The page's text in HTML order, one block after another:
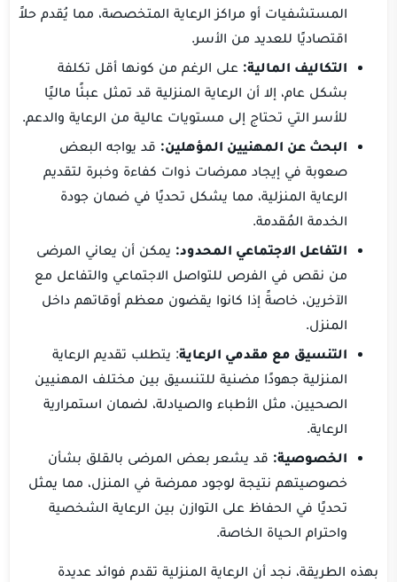
المستشفيات أو مراكز الرعاية المتخصصة، مما يُقدم حلاً
اقتصاديًا للعديد من الأسر.
التكاليف المالية: على الرغم من كونها أقل تكلفة
بشكل عام، إلا أن الرعاية المنزلية قد تمثل عبئًا ماليًا
للأسر التي تحتاج إلى مستويات عالية من الرعاية والدعم.
البحث عن المهنيين المؤهلين: قد يواجه البعض
صعوبة في إيجاد ممرضات ذوات كفاءة وخبرة لتقديم
الرعاية المنزلية، مما يشكل تحديًا في ضمان جودة
الخدمة المُقدمة.
التفاعل الاجتماعي المحدود: يمكن أن يعاني المرضى
من نقص في الفرص للتواصل الاجتماعي والتفاعل مع
الآخرين، خاصةً إذا كانوا يقضون معظم أوقاتهم داخل
المنزل.
التنسيق مع مقدمي الرعاية: يتطلب تقديم الرعاية
المنزلية جهودًا مضنية للتنسيق بين مختلف المهنيين
الصحيين، مثل الأطباء والصيادلة، لضمان استمرارية
الرعاية.
الخصوصية: قد يشعر بعض المرضى بالقلق بشأن
خصوصيتهم نتيجة لوجود ممرضة في المنزل، مما يمثل
تحديًا في الحفاظ على التوازن بين الرعاية الشخصية
واحترام الحياة الخاصة.
بهذه الطريقة، نجد أن الرعاية المنزلية تقدم فوائد عديدة